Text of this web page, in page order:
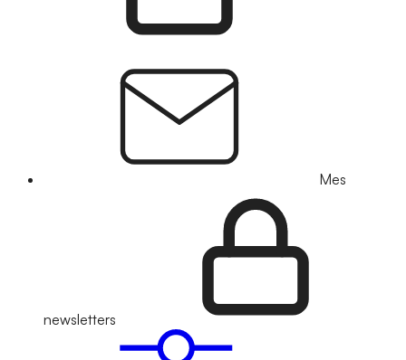
Mes
newsletters